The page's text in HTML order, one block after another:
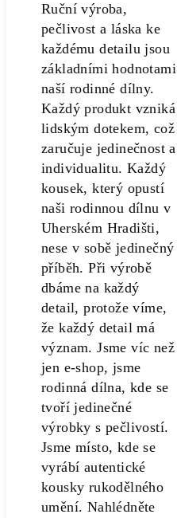
Ruční výroba,
pečlivost a láska ke
každému detailu jsou
základními hodnotami
naší rodinné dílny.
Každý produkt vzniká
lidským dotekem, což
zaručuje jedinečnost a
individualitu. Každý
kousek, který opustí
naši rodinnou dílnu v
Uherském Hradišti,
nese v sobě jedinečný
příběh. Při výrobě
dbáme na každý
detail, protože víme,
že každý detail má
význam. Jsme víc než
jen e-shop, jsme
rodinná dílna, kde se
tvoří jedinečné
výrobky s pečlivostí.
Jsme místo, kde se
vyrábí autentické
kousky rukodělného
umění. Nahlédněte